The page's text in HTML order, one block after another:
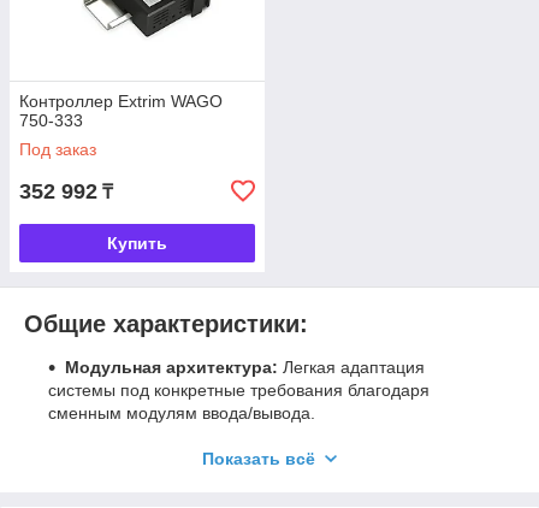
Контроллер Extrim WAGO
750-333
Под заказ
352 992 ₸
Купить
Общие характеристики:
Модульная архитектура: Легкая адаптация
системы под конкретные требования благодаря
сменным модулям ввода/вывода.
различными полевыми шинами, такими как CANopen,
Показать всё